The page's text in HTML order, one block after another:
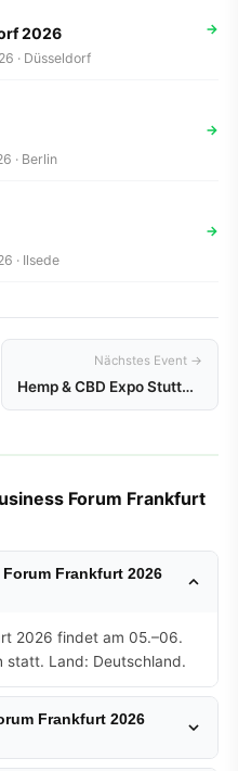
2026
· Düsseldorf
→
· Berlin
→
· Ilsede
→
Nächstes Event →
Hemp & CBD Expo Stuttgart
Forum Frankfurt
Frankfurt 2026
2026 findet am 05.–06.
statt. Land: Deutschland.
Frankfurt 2026